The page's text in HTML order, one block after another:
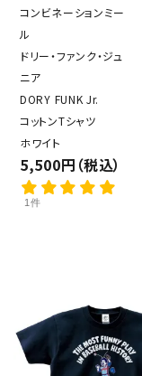
コンビネーションミー
ル
ドリー・ファンク・ジュ
ニア
DORY FUNK Jr.
コットンTシャツ
ホワイト
5,500円（税込）
1件